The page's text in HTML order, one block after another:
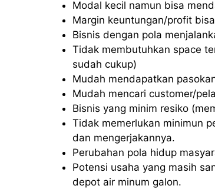
Modal kecil namun bisa
Margin keuntungan/profit
Bisnis dengan pola
Tidak membutuhkan space
sudah cukup)
Mudah mendapatkan
Mudah mencari customer/
Bisnis yang minim resiko
Tidak memerlukan minimun
dan mengerjakannya.
Perubahan pola hidup
Potensi usaha yang masih
depot air minum galon.